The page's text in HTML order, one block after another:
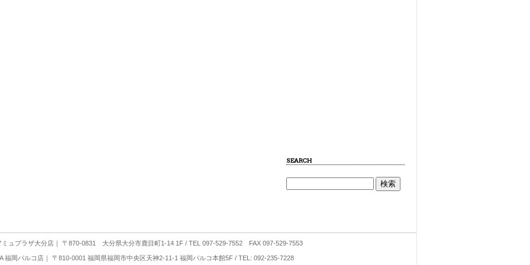
SEARCH
ミュプラザ大分店 ｜ 〒870-0831 大分県大分市鹿目町1-14 1F / TEL 097-529-7552 FAX 097-529-7553
福岡パルコ店｜ 〒810-0001 福岡県福岡市中央区天神2-11-1 福岡パルコ本館5F / TEL: 092-235-7228